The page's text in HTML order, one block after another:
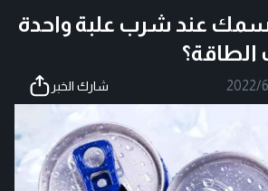
عند شرب علبة واحدة
2022/ شارك الخبر